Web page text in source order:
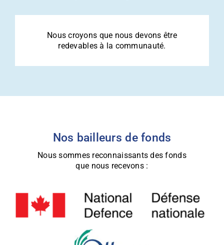
Nous croyons que nous devons être
redevables à la communauté.
Nos bailleurs de fonds
Nous sommes reconnaissants des fonds
que nous recevons :